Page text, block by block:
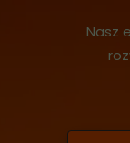
Nasz